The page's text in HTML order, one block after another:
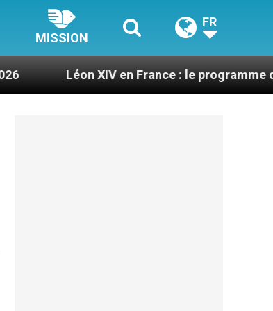
MISSION
FR
Léon XIV en France : le programme détaillé de